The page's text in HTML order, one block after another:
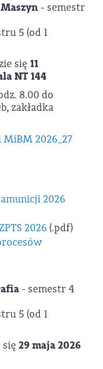
- semestr
5 (od 1
się 11
NT 144
8.00 do
zakładka
2026_27
2026
2026 (.pdf)
- semestr 4
5 (od 1
29 maja 2026